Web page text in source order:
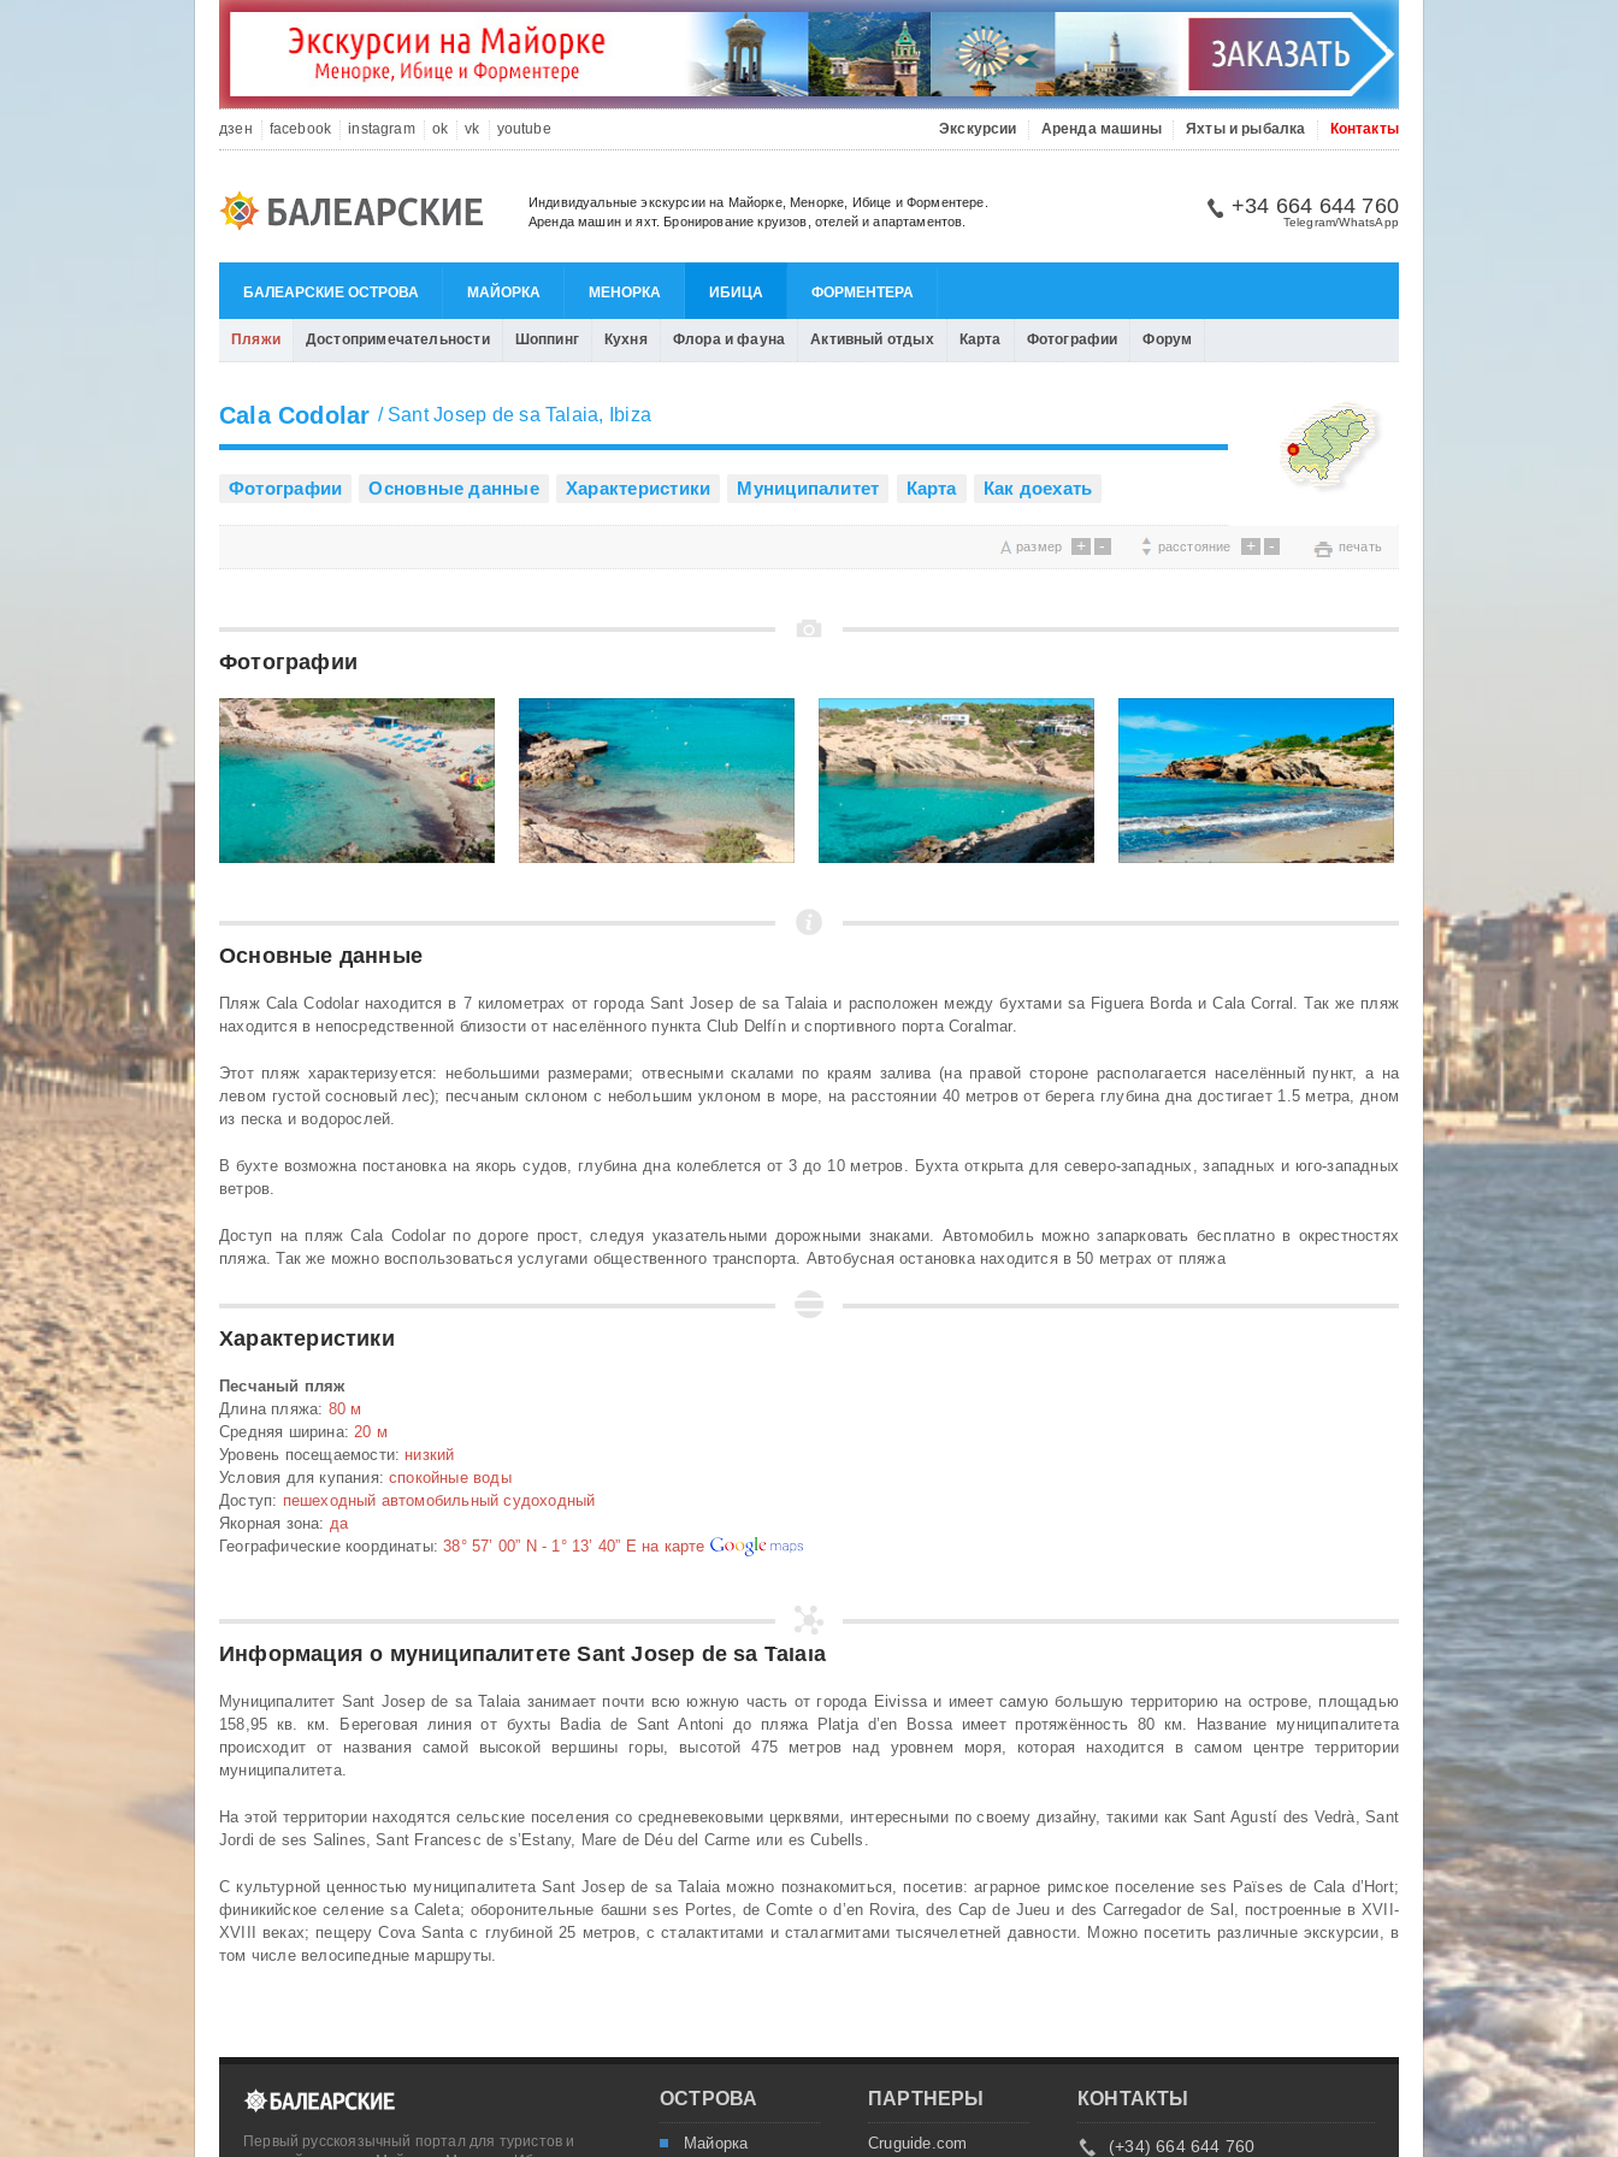
дзен facebook instagram ok vk youtube Экскурсии Аренда машины Яхты и рыбалка Контакты
Индивидуальные экскурсии на Майорке, Менорке, Ибице и Форментере.
Аренда машин и яхт. Бронирование круизов, отелей и апартаментов.
+34 664 644 760
Telegram/WhatsApp
БАЛЕАРСКИЕ ОСТРОВА МАЙОРКА МЕНОРКА ИБИЦА ФОРМЕНТЕРА
Пляжи Достопримечательности Шоппинг Кухня Флора и фауна Активный отдых Карта Фотографии Форум
Cala Codolar / Sant Josep de sa Talaia, Ibiza
Фотографии Основные данные Характеристики Муниципалитет Карта Как доехать
размер + - расстояние + - печать
Фотографии
Основные данные
Пляж Cala Codolar находится в 7 километрах от города Sant Josep de sa Talaia и расположен между бухтами sa Figuera Borda и Cala Corral. Так же пляж
находится в непосредственной близости от населённого пункта Club Delfín и спортивного порта Coralmar.
Этот пляж характеризуется: небольшими размерами; отвесными скалами по краям залива (на правой стороне располагается населённый пункт, а на
левом густой сосновый лес); песчаным склоном с небольшим уклоном в море, на расстоянии 40 метров от берега глубина дна достигает 1.5 метра, дном
из песка и водорослей.
В бухте возможна постановка на якорь судов, глубина дна колеблется от 3 до 10 метров. Бухта открыта для северо-западных, западных и юго-западных
ветров.
Доступ на пляж Cala Codolar по дороге прост, следуя указательными дорожными знаками. Автомобиль можно запарковать бесплатно в окрестностях
пляжа. Так же можно воспользоваться услугами общественного транспорта. Автобусная остановка находится в 50 метрах от пляжа
Характеристики
Песчаный пляж
Длина пляжа: 80 м
Средняя ширина:20 м
Уровень посещаемости: низкий
Условия для купания:спокойные воды
Доступ: пешеходный автомобильный судоходный
Якорная зона: да
Географические координаты:38° 57’ 00” N - 1° 13’ 40” E на карте
Информация о муниципалитетеSant Josep de sa Talaia
Муниципалитет Sant Josep de sa Talaia занимает почти всю южную часть от города Eivissa и имеет самую большую территорию на острове, площадью
158,95 кв. км. Береговая линия от бухты Badia de Sant Antoni до пляжа Platja d’en Bossa имеет протяжённость 80 км. Название муниципалитета
происходит от названия самой высокой вершины горы, высотой 475 метров над уровнем моря, которая находится в самом центре территории
муниципалитета.
На этой территории находятся сельские поселения со средневековыми церквями, интересными по своему дизайну, такими как Sant Agustí des Vedrà, Sant
Jordi de ses Salines, Sant Francesc de s’Estany, Mare de Déu del Carme или es Cubells.
С культурной ценностью муниципалитета Sant Josep de sa Talaia можно познакомиться, посетив: аграрное римское поселение ses Païses de Cala d’Hort;
финикийское селение sa Caleta; оборонительные башни ses Portes, de Comte o d’en Rovira, des Cap de Jueu и des Carregador de Sal, построенные в XVII-
XVIII веках; пещеру Cova Santa с глубиной 25 метров, с сталактитами и сталагмитами тысячелетней давности. Можно посетить различные экскурсии, в
том числе велосипедные маршруты.
Первый русскоязычный портал для туристов и
ОСТРОВА
Майорка
ПАРТНЕРЫ
Cruguide.com
КОНТАКТЫ
(+34) 664 644 760